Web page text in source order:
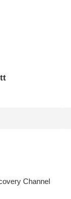
Channel